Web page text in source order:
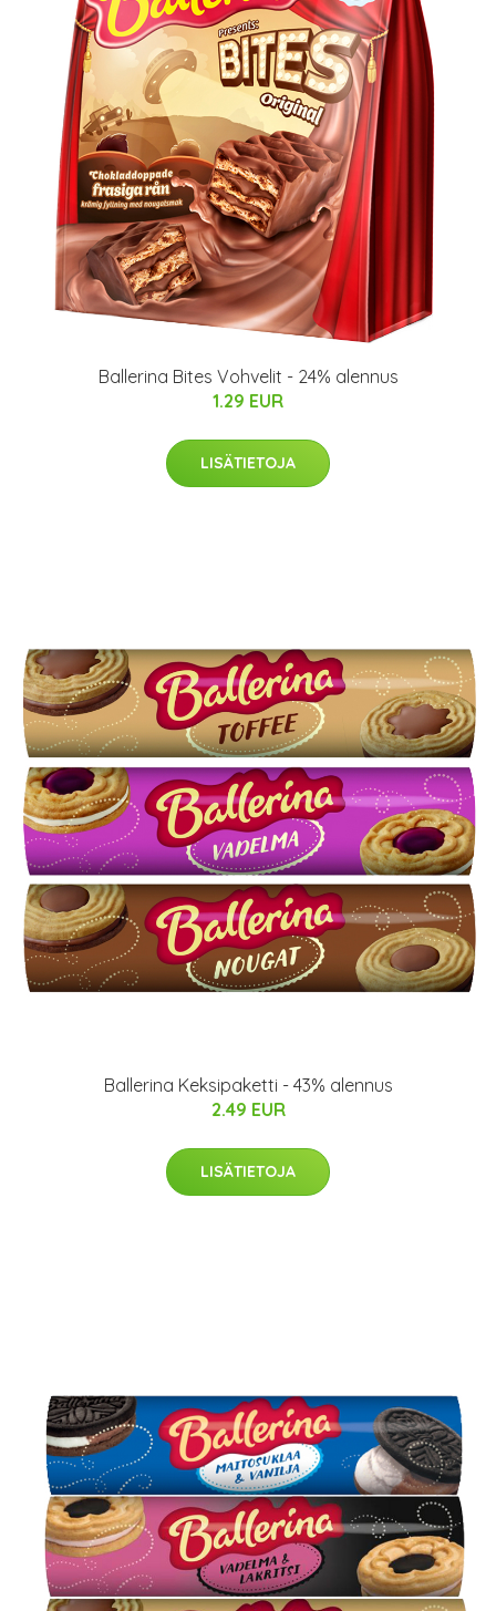
Ballerina Bites Vohvelit - 24% alennus
1.29 EUR
LISÄTIETOJA
Ballerina Keksipaketti - 43% alennus
2.49 EUR
LISÄTIETOJA